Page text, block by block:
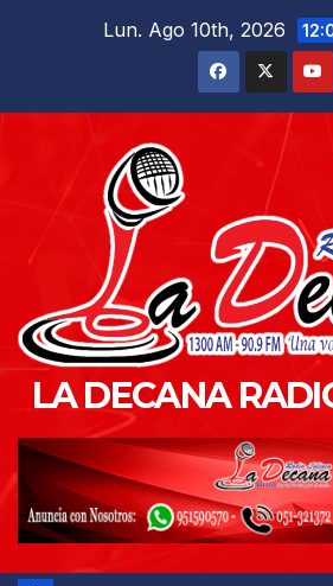
Lun. Ago 10th, 2026
LA DECANA